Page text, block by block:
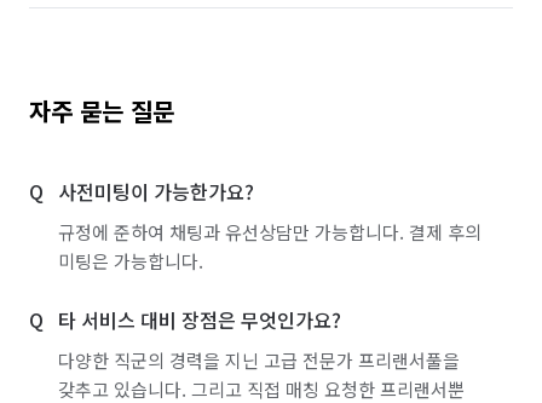
자주 묻는 질문
사전미팅이 가능한가요?
규정에 준하여 채팅과 유선상담만 가능합니다. 결제 후의
미팅은 가능합니다.
타 서비스 대비 장점은 무엇인가요?
다양한 직군의 경력을 지닌 고급 전문가 프리랜서풀을
갖추고 있습니다. 그리고 직접 매칭 요청한 프리랜서뿐